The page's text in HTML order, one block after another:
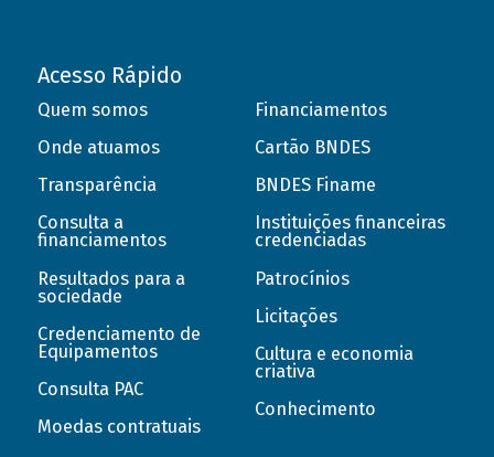
Acesso Rápido
Quem somos
Onde atuamos
Transparência
Consulta a
financiamentos
Resultados para a
sociedade
Credenciamento de
Equipamentos
Consulta PAC
Moedas contratuais
Financiamentos
Cartão BNDES
BNDES Finame
Instituições financeiras
credenciadas
Patrocínios
Licitações
Cultura e economia
criativa
Conhecimento